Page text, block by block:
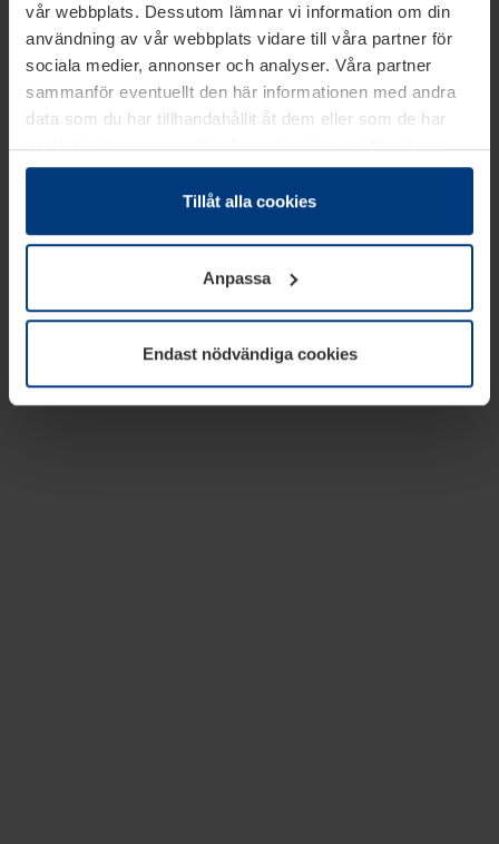
vår webbplats. Dessutom lämnar vi information om din
användning av vår webbplats vidare till våra partner för
sociala medier, annonser och analyser. Våra partner
sammanför eventuellt den här informationen med andra
data som du har tillhandahållit åt dem eller som de har
samlat in inom ramen för din användning av tjänsterna.
Juridiskt kan vi lagra kakor på din enhet, om de är
absolut nödvändiga för driften av den här webbplatsen.
godkännande kan du när som helst ändra eller återkalla i
informationen om kakor underDataskyddsförklaring
vår webbplats.
Tillåt alla cookies
Anpassa
Endast nödvändiga cookies